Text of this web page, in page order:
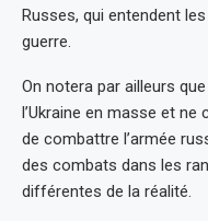
Russes, qui entendent
guerre.
On notera par ailleurs
l’Ukraine en masse et ne
de combattre l’armée
des combats dans les
différentes de la réalité.